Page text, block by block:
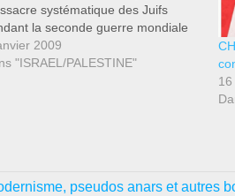
systématique des Juifs
la seconde guerre mondiale
le plus terrifiant malentendu de
entière de l’humanité depuis
2009
"ISRAEL/PALESTINE"
pseudos anars et autres